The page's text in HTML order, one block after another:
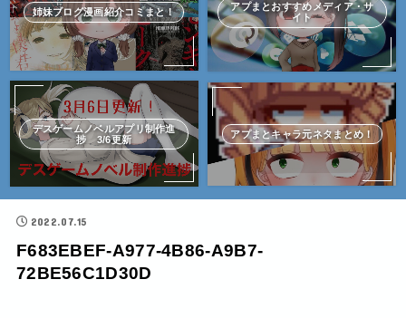
姉妹ブログ漫画紹介コミまと！
アプまとおすすめメディア・サ
イト
デスゲームノベルアプリ制作進
捗 3/6更新
アプまとキャラ元ネタまとめ！
2022.07.15
F683EBEF-A977-4B86-A9B7-
72BE56C1D30D